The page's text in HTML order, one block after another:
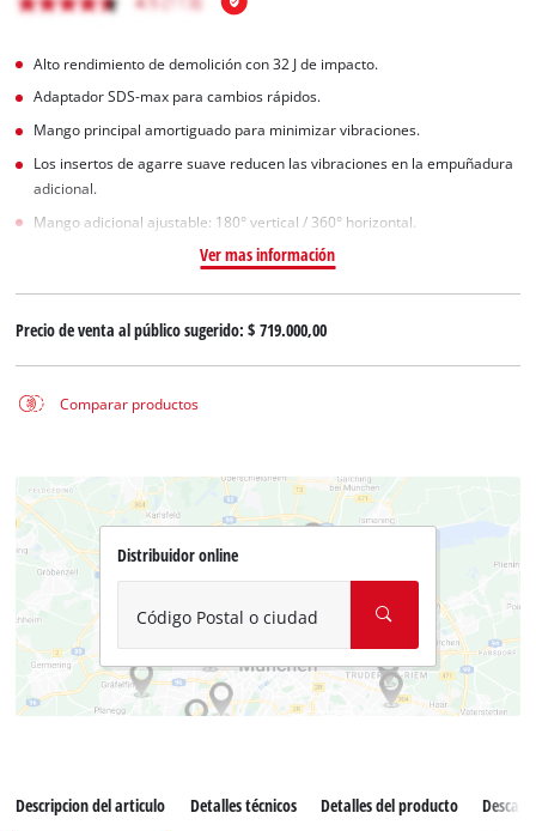
Alto rendimiento de demolición con 32 J de impacto.
Adaptador SDS-max para cambios rápidos.
Mango principal amortiguado para minimizar vibraciones.
Los insertos de agarre suave reducen las vibraciones en la empuñadura
adicional.
Mango adicional ajustable: 180° vertical / 360° horizontal.
Ver mas información
Precio de venta al público sugerido:$ 719.000,00
Comparar productos
Distribuidor online
Código Postal o ciudad
Descripcion del articulo Detalles técnicos Detalles del producto